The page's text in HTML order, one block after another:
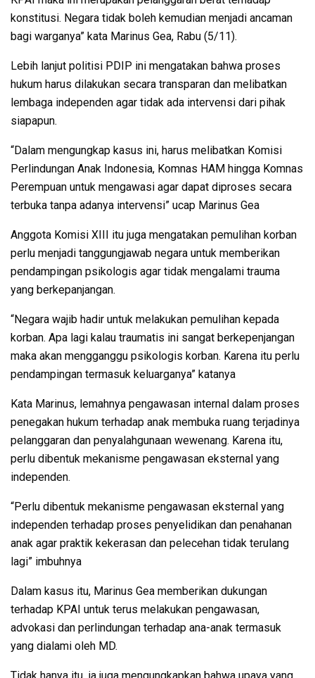
konstitusi. Negara tidak boleh kemudian menjadi ancaman
bagi warganya” kata Marinus Gea, Rabu (5/11).
Lebih lanjut politisi PDIP ini mengatakan bahwa proses
hukum harus dilakukan secara transparan dan melibatkan
lembaga independen agar tidak ada intervensi dari pihak
siapapun.
“Dalam mengungkap kasus ini, harus melibatkan Komisi
Perlindungan Anak Indonesia, Komnas HAM hingga Komnas
Perempuan untuk mengawasi agar dapat diproses secara
terbuka tanpa adanya intervensi” ucap Marinus Gea
Anggota Komisi XIII itu juga mengatakan pemulihan korban
perlu menjadi tanggungjawab negara untuk memberikan
pendampingan psikologis agar tidak mengalami trauma
yang berkepanjangan.
“Negara wajib hadir untuk melakukan pemulihan kepada
korban. Apa lagi kalau traumatis ini sangat berkepenjangan
maka akan mengganggu psikologis korban. Karena itu perlu
pendampingan termasuk keluarganya” katanya
Kata Marinus, lemahnya pengawasan internal dalam proses
penegakan hukum terhadap anak membuka ruang terjadinya
pelanggaran dan penyalahgunaan wewenang. Karena itu,
perlu dibentuk mekanisme pengawasan eksternal yang
independen.
“Perlu dibentuk mekanisme pengawasan eksternal yang
independen terhadap proses penyelidikan dan penahanan
anak agar praktik kekerasan dan pelecehan tidak terulang
lagi” imbuhnya
Dalam kasus itu, Marinus Gea memberikan dukungan
terhadap KPAI untuk terus melakukan pengawasan,
advokasi dan perlindungan terhadap ana-anak termasuk
yang dialami oleh MD.
Tidak hanya itu, ia juga mengungkapkan bahwa upaya yang